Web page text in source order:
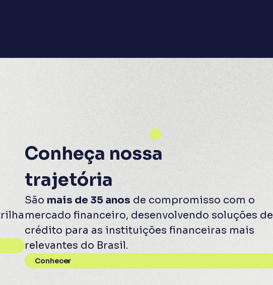
Conheça nossa
trajetória
Sãomais de 35 anos de compromisso com o
mercado financeiro, desenvolvendo soluções de
crédito para as instituições financeiras mais
relevantes do Brasil.
Conhecer